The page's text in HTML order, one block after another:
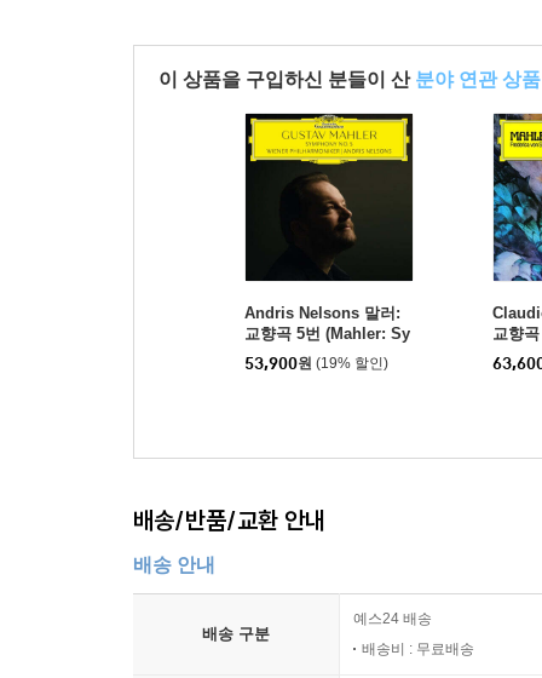
이 상품을 구입하신 분들이 산 분야 연관 상품
Andris Nelsons 말러:
교향곡 5번 (Mahler: Sy
mphony No.5) [LP]
53,900원 (19% 할인)
교향
배송/반품/교환 안내
배송 안내
배송 구분
예스24 배송
배송비 : 무료배송